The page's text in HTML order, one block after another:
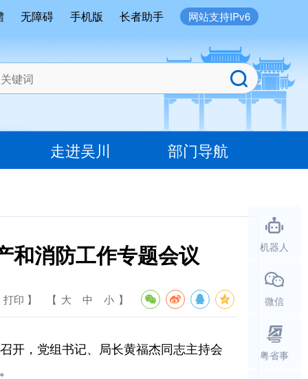
无障碍 手机版 长者助手 网站支持IPv6
走进吴川 部门导航
和消防工作专题会议
印 】 【 大 中 小 】
，党组书记、局长黄福杰同志主持会
机器人
微信
粤省事